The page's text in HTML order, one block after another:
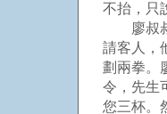
不抬，只
廖叔叔
請客人，
劃兩拳。
令，先生
您三杯。